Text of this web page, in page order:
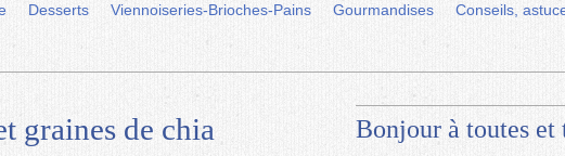
Desserts Viennoiseries-Brioches-Pains Gourmandises Conseils,
graines de chia
Bonjour à toutes et